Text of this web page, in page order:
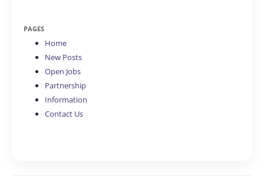
PAGES
Home
New Posts
Open Jobs
Partnership
Information
Contact Us